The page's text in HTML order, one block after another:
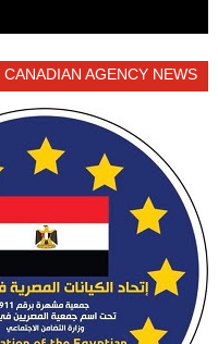
CANADIAN AGENCY NEWS